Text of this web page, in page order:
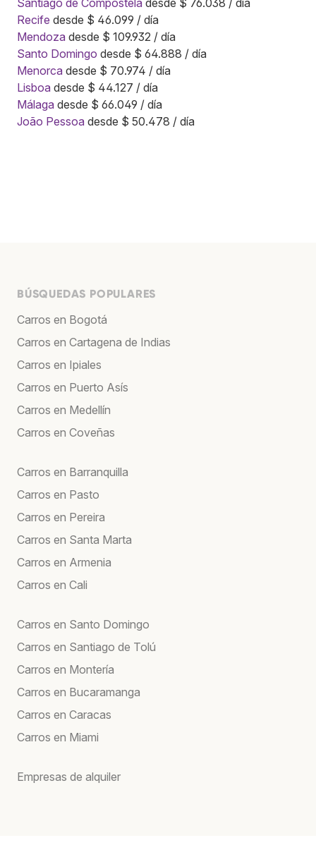
Santiago de Compostela desde $ 76.038 / día
Recife desde $ 46.099 / día
Mendoza desde $ 109.932 / día
Santo Domingo desde $ 64.888 / día
Menorca desde $ 70.974 / día
Lisboa desde $ 44.127 / día
Málaga desde $ 66.049 / día
João Pessoa desde $ 50.478 / día
BÚSQUEDAS POPULARES
Carros en Bogotá
Carros en Cartagena de Indias
Carros en Ipiales
Carros en Puerto Asís
Carros en Medellín
Carros en Coveñas
Carros en Barranquilla
Carros en Pasto
Carros en Pereira
Carros en Santa Marta
Carros en Armenia
Carros en Cali
Carros en Santo Domingo
Carros en Santiago de Tolú
Carros en Montería
Carros en Bucaramanga
Carros en Caracas
Carros en Miami
Empresas de alquiler